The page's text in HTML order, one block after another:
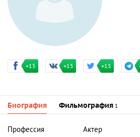
+15 +15 +15
Биография Фильмография 1
Профессия
Актер